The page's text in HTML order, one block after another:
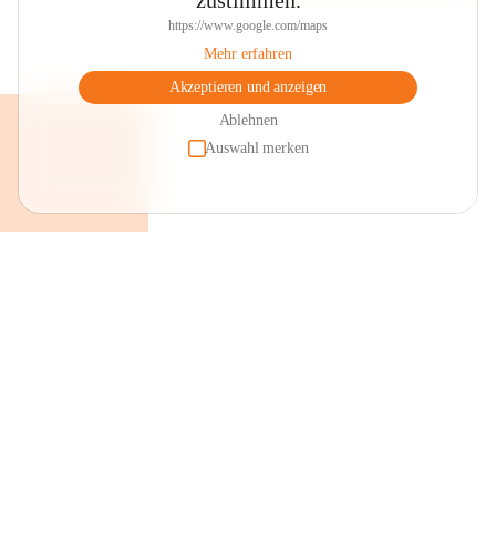
https://www.google.com/maps
Mehr erfahren
Akzeptieren und anzeigen
Ablehnen
Auswahl merken